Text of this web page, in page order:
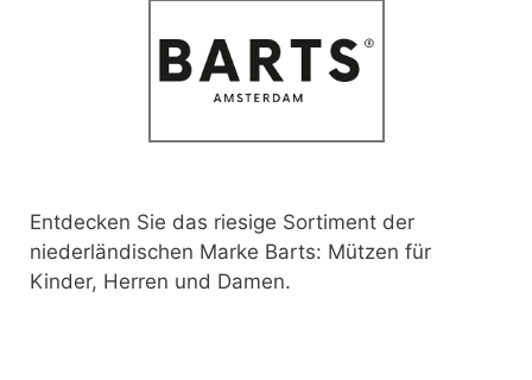
Entdecken Sie das riesige Sortiment der
niederländischen Marke Barts: Mützen für
Kinder, Herren und Damen.